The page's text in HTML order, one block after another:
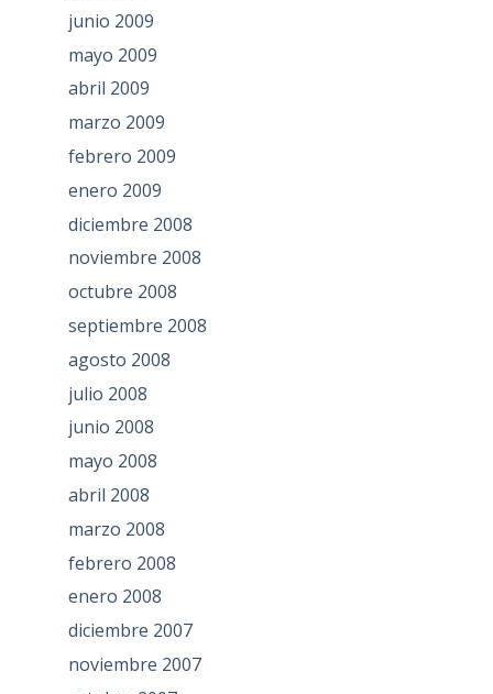
junio 2009
mayo 2009
abril 2009
marzo 2009
febrero 2009
enero 2009
diciembre 2008
noviembre 2008
octubre 2008
septiembre 2008
agosto 2008
julio 2008
junio 2008
mayo 2008
abril 2008
marzo 2008
febrero 2008
enero 2008
diciembre 2007
noviembre 2007